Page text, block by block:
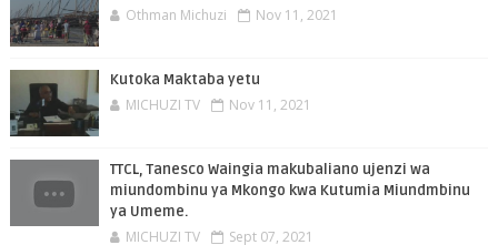
Othman Michuzi Nov 11, 2021
Kutoka Maktaba yetu
MICHUZI TV Nov 11, 2021
TTCL, Tanesco Waingia makubaliano ujenzi wa
miundombinu ya Mkongo kwa Kutumia Miundmbinu
ya Umeme.
MICHUZI TV Sept 07, 2021